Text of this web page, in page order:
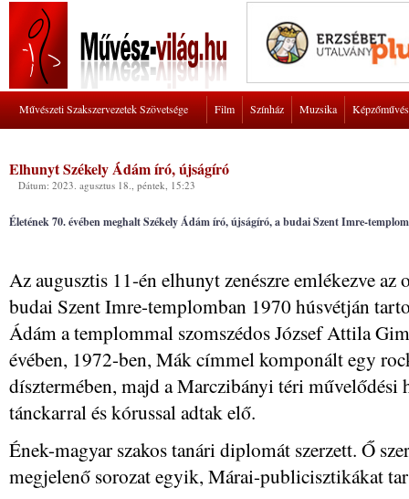
Művészeti Szakszervezetek Szövetsége Film Színház Muzsika
Elhunyt Székely Ádám író, újságíró
Dátum: 2023. agusztus 18., péntek, 15:23
Életének 70. évében meghalt Székely Ádám író, újságíró, a budai Szent Imre-
Az augusztis 11-én elhunyt zenészre emlékezve
budai Szent Imre-templomban 1970 húsvétján
Ádám a templommal szomszédos József Attila
évében, 1972-ben, Mák címmel komponált egy
dísztermében, majd a Marczibányi téri művelődési
tánckarral és kórussal adtak elő.
Ének-magyar szakos tanári diplomát szerzett. Ő
megjelenő sorozat egyik, Márai-publicisztikákat